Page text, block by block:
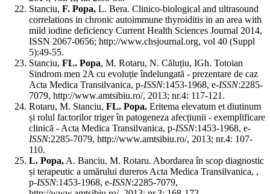
Stanciu, F. Popa, L. Bera. Clinico-biological and ultrasound
correlations in chronic autoimmune thyroiditis in an area with
mild iodine deficiency Current Health Sciences Journal 2014,
ISSN 2067-0656; http://www.chsjournal.org, vol 40 (Suppl
5):49-55.
Stanciu, FL. Popa, M. Rotaru, N. Căluțiu, IGh. Totoian
Sindrom men 2A cu evoluție îndelungată - prezentare de caz
Acta Medica Transilvanica, p-ISSN:1453-1968, e-ISSN:2285-
7079, http://www.amtsibiu.ro/, 2013; nr.4: 117-121.
Rotaru, M. Stanciu, FL. Popa. Eritema elevatum et diutinum
și rolul factorilor triger în patogeneza afecțiunii - exemplificare
clinică - Acta Medica Transilvanica, p-ISSN:1453-1968, e-
ISSN:2285-7079, http://www.amtsibiu.ro/, 2013; nr.4: 107-
110.
L. Popa, A. Banciu, M. Rotaru. Abordarea în scop diagnostic
și terapeutic a umărului dureros Acta Medica Transilvanica, ,
p-ISSN:1453-1968, e-ISSN:2285-7079,